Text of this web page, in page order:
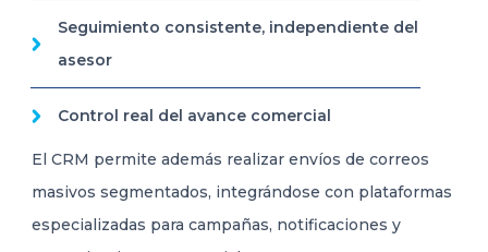
Seguimiento consistente, independiente del
asesor
Control real del avance comercial
El CRM permite además realizar envíos de correos
masivos segmentados, integrándose con plataformas
especializadas para campañas, notificaciones y